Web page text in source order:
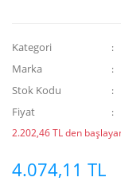
Kategori
Marka
Stok Kodu
Fiyat
2.202,46 TL den
4.074,11 TL